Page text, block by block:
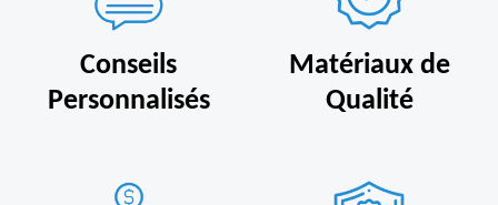
Conseils
Personnalisés
Matériaux de
Qualité